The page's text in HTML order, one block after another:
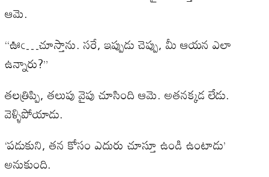
ఆమె.
“ఊఁ…చూస్తాను. సరే, ఇప్పుడు చెప్పు, మీ ఆయన ఎలా
ఉన్నారు?”
తలత్రిప్పి, తలుపు వైపు చూసింది ఆమె. అతనక్కడ లేడు.
వెళ్ళిపోయాడు.
‘పడుకుని, తన కోసం ఎదురు చూస్తూ ఉండి ఉంటాడు’
అనుకుంది.